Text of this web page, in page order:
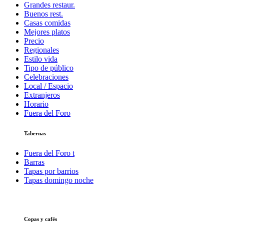
Grandes restaur.
Buenos rest.
Casas comidas
Mejores platos
Precio
Regionales
Estilo vida
Tipo de público
Celebraciones
Local / Espacio
Extranjeros
Horario
Fuera del Foro
Tabernas
Fuera del Foro t
Barras
Tapas por barrios
Tapas domingo noche
Copas y cafés